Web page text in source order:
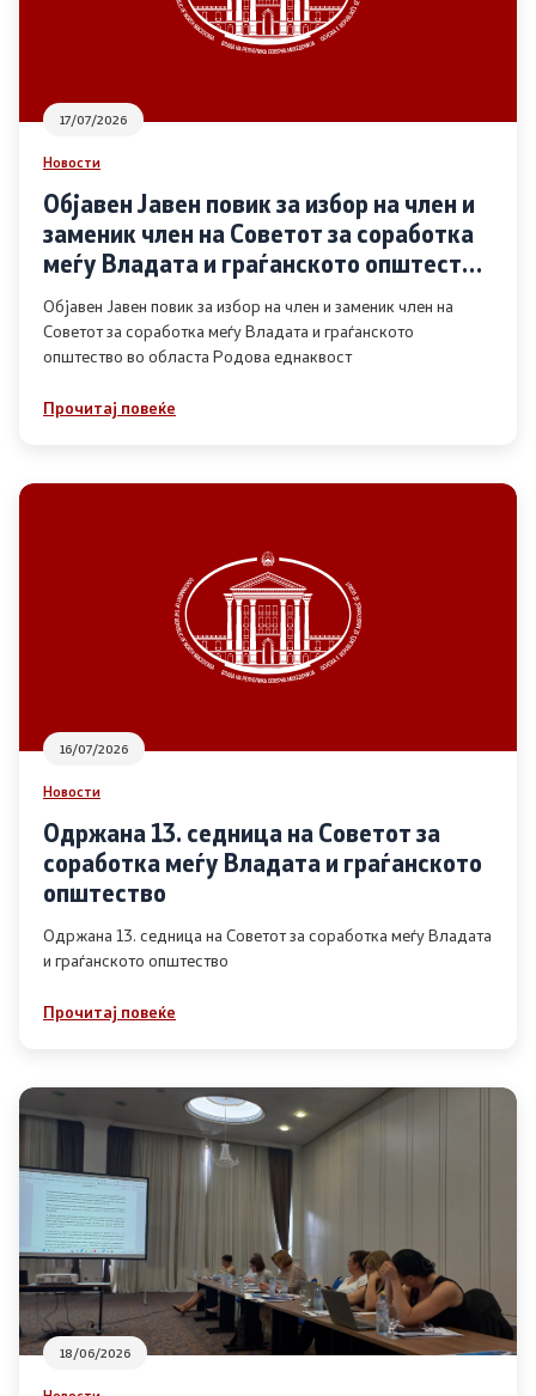
Дијалог меѓу Владата и граѓанскиот сектор
Отворени денови за иницијативи на граѓанските
организации
Финансиска поддршка
Извештаи
Список на ОЈИ
Контакт
Контакт
Линкови
Изјава за пристапност
Со еден клик до сите услуги
17/07/2026
Новости
Објавен Јавен повик за избор на член и
заменик член на Советот за соработка
меѓу Владата и граѓанското општество
во областа Родова еднаквост
Објавен Јавен повик за избор на член и заменик член на
Советот за соработка меѓу Владата и граѓанското
општество во областа Родова еднаквост
Прочитај повеќе
16/07/2026
Новости
Одржана 13. седница на Советот за
соработка меѓу Владата и граѓанското
општество
Одржана 13. седница на Советот за соработка меѓу Владата
и граѓанското општество
Прочитај повеќе
18/06/2026